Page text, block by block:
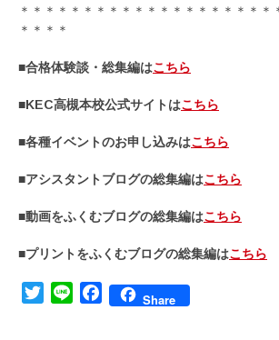
＊＊＊＊＊＊＊＊＊＊＊＊＊＊＊＊＊＊＊＊
＊＊＊＊
■合格体験談・総集編はこちら
■KEC高槻本校公式サイトはこちら
■各種イベントのお申し込みはこちら
■アシスタントブログの総集編はこちら
■動画をふくむブログの総集編はこちら
■プリントをふくむブログの総集編はこちら
TwitterLine FacebookShare